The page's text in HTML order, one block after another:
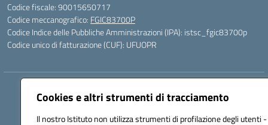
Cookies e altri strumenti di tracciamento
Il nostro Istituto non utilizza strumenti di profilazione degli utenti -
Codice fiscale: 90015650717
Codice meccanografico: FGIC83700P
Codice Indice delle Pubbliche Amministrazioni (IPA): istsc_fgic83700p
Codice unico di fatturazione (CUF): UFUOPR
Concept & Design by Designers Italia